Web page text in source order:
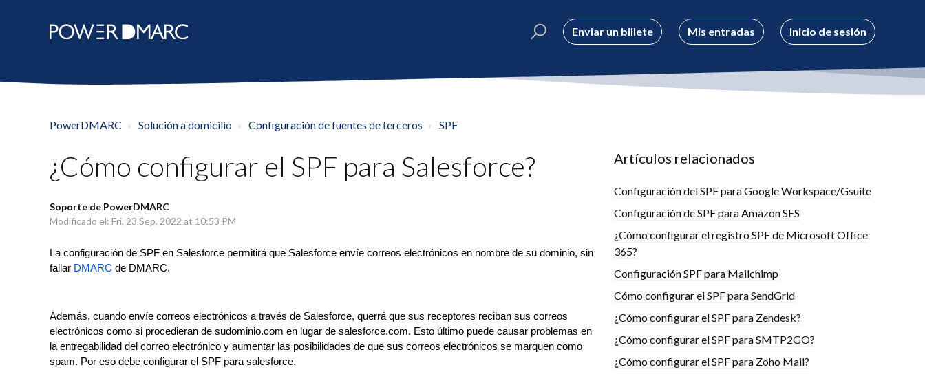
Enviar un billete Mis entradas Inicio de sesión
PowerDMARC Solución a domicilio Configuración de fuentes de terceros SPF
¿Cómo configurar el SPF para Salesforce?
Soporte de PowerDMARC
Modificado el: Fri, 23 Sep, 2022 at 10:53 PM
La configuración de SPF en Salesforce permitirá que Salesforce envíe correos electrónicos en nombre de su dominio, sin
fallar DMARC de DMARC.
Además, cuando envíe correos electrónicos a través de Salesforce, querrá que sus receptores reciban sus correos
electrónicos como si procedieran de sudominio.com en lugar de salesforce.com. Esto último puede causar problemas en
la entregabilidad del correo electrónico y aumentar las posibilidades de que sus correos electrónicos se marquen como
spam. Por eso debe configurar el SPF para salesforce.
Artículos relacionados
Configuración del SPF para Google Workspace/Gsuite
Configuración de SPF para Amazon SES
¿Cómo configurar el registro SPF de Microsoft Office
365?
Configuración SPF para Mailchimp
Cómo configurar el SPF para SendGrid
¿Cómo configurar el SPF para Zendesk?
¿Cómo configurar el SPF para SMTP2GO?
¿Cómo configurar el SPF para Zoho Mail?